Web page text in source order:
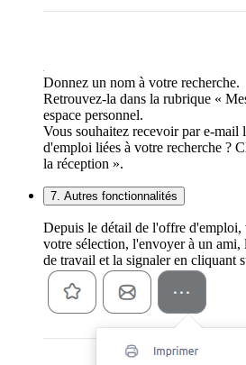
Donnez un nom à votre recherche.
Retrouvez-la dans la rubrique «
espace personnel.
Vous souhaitez recevoir par e-mail
d'emploi liées à votre recherche ?
la réception ».
7. Autres fonctionnalités
Depuis le détail de l'offre d'emploi,
votre sélection, l'envoyer à un
de travail et la signaler en cliquant